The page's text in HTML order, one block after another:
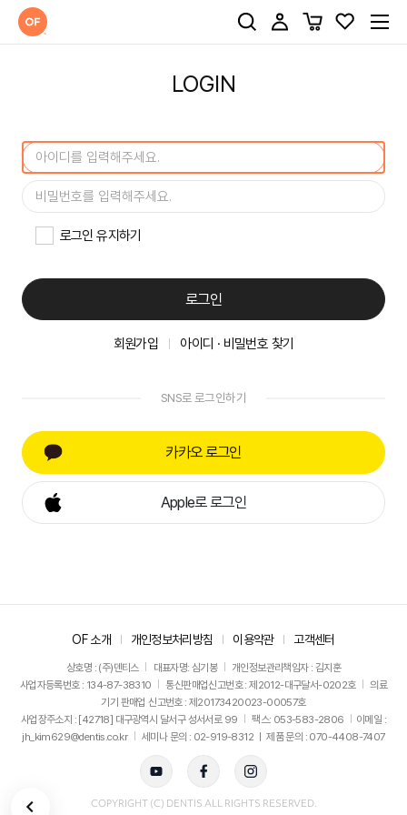
LOGIN
로그인 유지하기
로그인
회원가입 아이디 · 비밀번호 찾기
SNS로 로그인하기
카카오 로그인
Apple로 로그인
OF 소개 개인정보처리방침 이용약관 고객센터
상호명 : (주)덴티스 대표자명: 심기봉
개인정보관리책임자 : 김지훈
사업자등록번호 : 134-87-38310
통신판매업신고번호 : 제2012-대구달서-0202호
의료
기기 판매업 신고번호 : 제20173420023-00057호
사업장주소지 : [42718] 대구광역시 달서구 성서서로 99
팩스: 053-583-2806
이메일 :
jh_kim629@dentis.co.kr
세미나 문의 : 02-919-8312 ㅣ 제품 문의 : 070-4408-7407
COPYRIGHT (C) DENTIS ALL RIGHTS RESERVED.